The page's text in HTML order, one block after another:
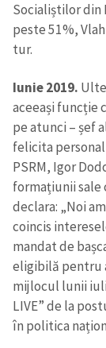
Socialiștilor din
peste 51%,
tur.
Iunie 2019.
aceeași funcție
pe atunci – șef
felicita
PSRM, Igor
formațiunii sale
declara: „Noi
coincis
mandat de
eligibilă pentru
mijlocul lunii
LIVE” de la
în politica